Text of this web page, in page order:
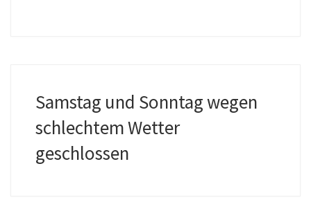
Samstag und Sonntag wegen
schlechtem Wetter
geschlossen